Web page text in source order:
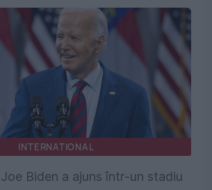
INTERNATIONAL
Biden a ajuns într-un stadiu